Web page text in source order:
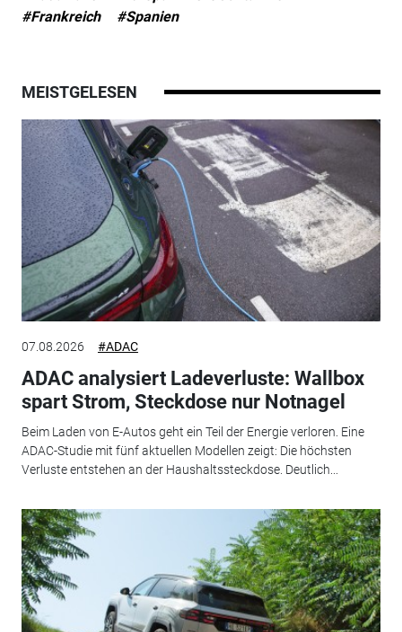
#Frankreich
#Spanien
MEISTGELESEN
07.08.2026 #ADAC
ADAC analysiert Ladeverluste: Wallbox
spart Strom, Steckdose nur Notnagel
Beim Laden von E-Autos geht ein Teil der Energie verloren. Eine
ADAC-Studie mit fünf aktuellen Modellen zeigt: Die höchsten
Verluste entstehen an der Haushaltssteckdose. Deutlich...